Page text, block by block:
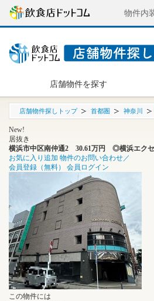
物件内
店舗物件を探す
店舗物件探しトップ 首都圏 神奈川
New!
居抜き
横浜市中区南仲通2 30.61万円 ◎横浜エク
お気に入り追加 物件のお問い合わせ／
会員登録（無料）
会員ログイン
この物件には